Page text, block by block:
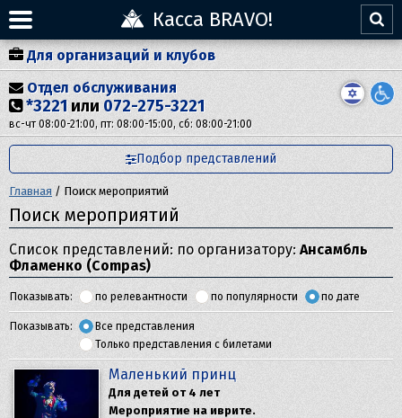
Касса BRAVO!
Для организаций и клубов
Отдел обслуживания
*3221 или 072-275-3221
вс-чт 08:00-21:00, пт: 08:00-15:00, сб: 08:00-21:00
Подбор представлений
Главная / Поиск мероприятий
Поиск мероприятий
Список представлений: по организатору: Ансамбль
Фламенко (Compas)
Показывать: по релевантности по популярности по дате
Показывать:
Все представления
Только представления с билетами
Маленький принц
Для детей от 4 лет
Мероприятие на иврите.